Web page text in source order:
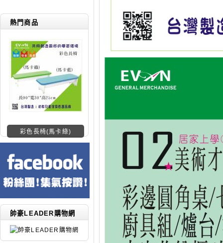
熱門商品
彩色長椅(馬卡綠)
帥豪LEADER購物網